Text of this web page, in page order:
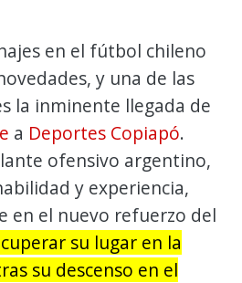
en el fútbol chileno
y una de las
la inminente llegada de
a Deportes Copiapó.
ofensivo argentino,
y experiencia,
en el nuevo refuerzo del
su lugar en la
su descenso en el